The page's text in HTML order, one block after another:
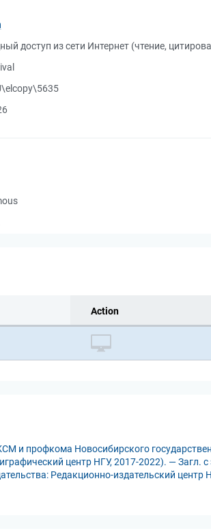
доступ из сети Интернет (чтение,
Action
и профкома Новосибирского
центр НГУ, 2017-2022). — Загл.
Редакционно-издательский центр